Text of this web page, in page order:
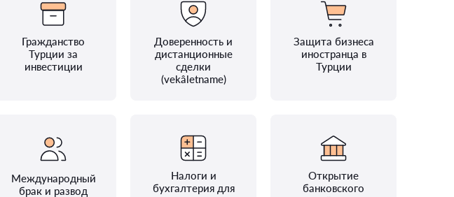
Гражданство
Турции за
инвестиции
Доверенность и
дистанционные
сделки
(vekâletname)
Защита бизнеса
иностранца в
Турции
Международный
брак и развод
Налоги и
бухгалтерия для
Открытие
банковского